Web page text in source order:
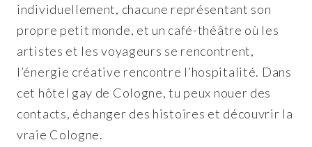
individuellement, chacune représentant son
propre petit monde, et un café-théâtre où les
artistes et les voyageurs se rencontrent,
l’énergie créative rencontre l’hospitalité. Dans
cet hôtel gay de Cologne, tu peux nouer des
contacts, échanger des histoires et découvrir la
vraie Cologne.